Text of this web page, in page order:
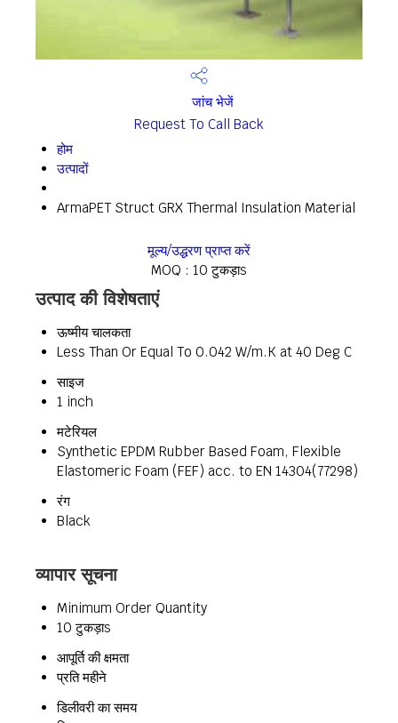
जांच भेजें
Request To Call Back
होम
उत्पादों
ArmaPET Struct GRX Thermal Insulation Material
मूल्य/उद्धरण प्राप्त करें
MOQ : 10 टुकड़ाs
उत्पाद की विशेषताएं
ऊष्मीय चालकता
Less Than Or Equal To 0.042 W/m.K at 40 Deg C
साइज
1 inch
मटेरियल
Synthetic EPDM Rubber Based Foam, Flexible
Elastomeric Foam (FEF) acc. to EN 14304(77298)
रंग
Black
व्यापार सूचना
Minimum Order Quantity
10 टुकड़ाs
आपूर्ति की क्षमता
प्रति महीने
डिलीवरी का समय